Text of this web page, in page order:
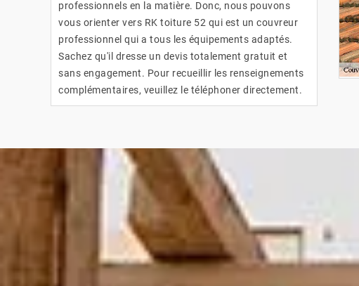
professionnels en la matière. Donc, nous pouvons
vous orienter vers RK toiture 52 qui est un couvreur
professionnel qui a tous les équipements adaptés.
Sachez qu'il dresse un devis totalement gratuit et
sans engagement. Pour recueillir les renseignements
complémentaires, veuillez le téléphoner directement.